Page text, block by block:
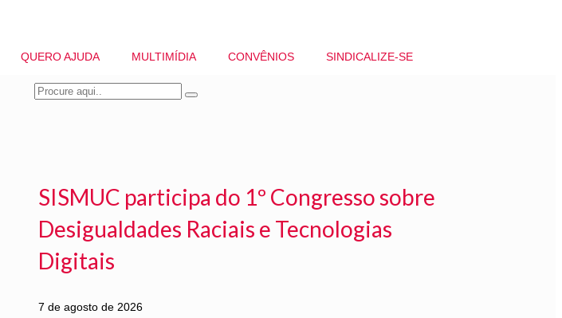
QUERO AJUDA MULTIMÍDIA CONVÊNIOS SINDICALIZE-SE
SISMUC participa do 1º Congresso sobre
Desigualdades Raciais e Tecnologias
Digitais
7 de agosto de 2026